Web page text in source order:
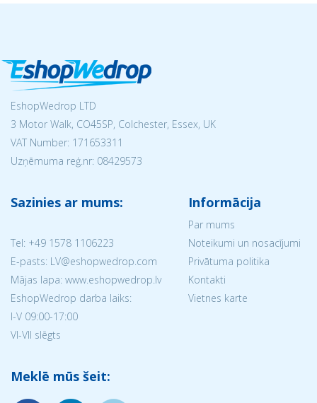
EshopWedrop LTD
3 Motor Walk, CO45SP, Colchester, Essex, UK
VAT Number: 171653311
Uzņēmuma reģ.nr: 08429573
Sazinies ar mums:
Tel: +49 1578 1106223
E-pasts: LV@eshopwedrop.com
Mājas lapa: www.eshopwedrop.lv
EshopWedrop darba laiks:
I-V 09:00-17:00
VI-VII slēgts
Informācija
Par mums
Noteikumi un nosacījumi
Privātuma politika
Kontakti
Vietnes karte
Meklē mūs šeit: